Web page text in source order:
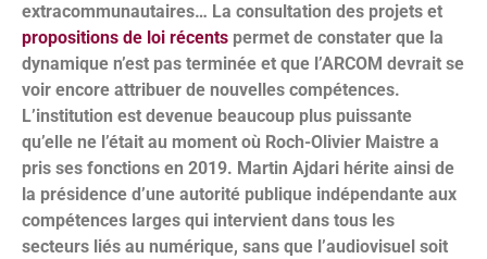
extracommunautaires… La consultation des projets et
propositions de loi récents permet de constater que la
dynamique n’est pas terminée et que l’ARCOM devrait se
voir encore attribuer de nouvelles compétences.
L’institution est devenue beaucoup plus puissante
qu’elle ne l’était au moment où Roch-Olivier Maistre a
pris ses fonctions en 2019. Martin Ajdari hérite ainsi de
la présidence d’une autorité publique indépendante aux
compétences larges qui intervient dans tous les
secteurs liés au numérique, sans que l’audiovisuel soit